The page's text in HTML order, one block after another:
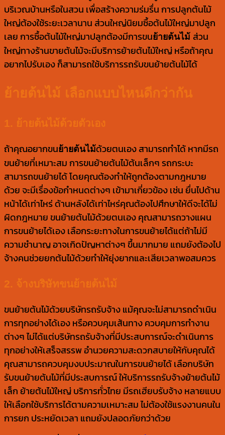
บริเวณบ้านหรือในสวน เพื่อสร้างความร่มรื่น การปลูกต้นไม้
ใหญ่ต้องใช้ระยะเวลานาน ส่วนใหญ่นิยมซื้อต้นไม้ใหญ่มาปลูก
เลย การซื้อต้นไม้ใหญ่มาปลูกต้องมีการขนย้ายต้นไม้ ส่วน
ใหญ่ทางร้านขายต้นไม้จะมีบริการย้ายต้นไม้ใหญ่ หรือถ้าคุณ
อยากไปรับเอง ก็สามารถใช้บริการรถรับขนย้ายต้นไม้ได้
ย้ายต้นไม้ เลือกแบบไหนดีกว่ากัน
1. ย้ายต้นไม้ด้วยตัวเอง
ถ้าคุณอยากขนย้ายต้นไม้ด้วยตนเอง สามารถทำได้ หากมีรถ
ขนย้ายที่เหมาะสม การขนย้ายต้นไม้ต้นเล็กๆ รถกระบะ
สามารถขนย้ายได้ โดยคุณต้องทำให้ถูกต้องตามกฎหมาย
ด้วย จะมีเรื่องข้อกำหนดต่างๆ เข้ามาเกี่ยวข้อง เช่น ยื่นไปด้าน
หน้าได้เท่าไหร่ ด้านหลังได้เท่าไหร่คุณต้องไปศึกษาให้ดีจะได้ไม่
ผิดกฎหมาย ขนย้ายต้นไม้ด้วยตนเอง คุณสามารถวางแผน
การขนย้ายได้เอง เลือกระยะทางในการขนย้ายได้แต่ถ้าไม่มี
ความชำนาญ อาจเกิดปัญหาต่างๆ ขึ้นมากมาย แถมยังต้องไป
จ้างคนช่วยยกต้นไม้ด้วยทำให้ยุ่งยากและเสียเวลาพอสมควร
2. จ้างบริษัทขนย้ายต้นไม้
ขนย้ายต้นไม้ด้วยบริษัทรถรับจ้าง แม้คุณจะไม่สามารถดำเนิน
การทุกอย่างได้เอง หรือควบคุมเส้นทาง ควบคุมการทำงาน
ต่างๆ ไม่ได้แต่บริษัทรถรับจ้างที่มีประสบการณ์จะดำเนินการ
ทุกอย่างให้เสร็จสรรพ อำนวยความสะดวกสบายให้กับคุณได้
คุณสามารถควบคุมงบประมาณในการขนย้ายได้ เลือกบริษัท
รับขนย้ายต้นไม้ที่มีประสบการณ์ ให้บริการรถรับจ้างย้ายต้นไม้
เล็ก ย้ายต้นไม้ใหญ่ บริการทั่วไทย มีรถเฮียบรับจ้าง หลายแบบ
ให้เลือกใช้บริการได้ตามความเหมาะสม ไม่ต้องใช้แรงงานคนใน
การยก ประหยัดเวลา แถมยังปลอดภัยกว่าด้วย